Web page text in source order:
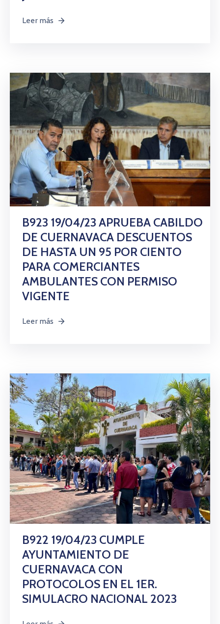
Leer más
B923 19/04/23 APRUEBA CABILDO
DE CUERNAVACA DESCUENTOS
DE HASTA UN 95 POR CIENTO
PARA COMERCIANTES
AMBULANTES CON PERMISO
VIGENTE
Leer más
B922 19/04/23 CUMPLE
AYUNTAMIENTO DE
CUERNAVACA CON
PROTOCOLOS EN EL 1ER.
SIMULACRO NACIONAL 2023